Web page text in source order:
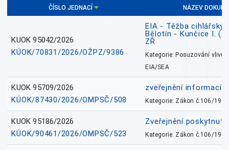
ČÍSLO JEDNACÍ NÁZEV
KUOK 95042/2026
KÚOK/70831/2026/OŽPZ/9386
EIA - Těžba
Bělotín - Kunčice I.
ZŘ
Kategorie: Posuzování vlivů
EIA/SEA
KUOK 95709/2026
KÚOK/87430/2026/OMPSČ/508
zveřejnění informací
Kategorie: Zákon č.106/1999
KUOK 95186/2026
KÚOK/90461/2026/OMPSČ/523
Zveřejnění
Kategorie: Zákon č.106/1999